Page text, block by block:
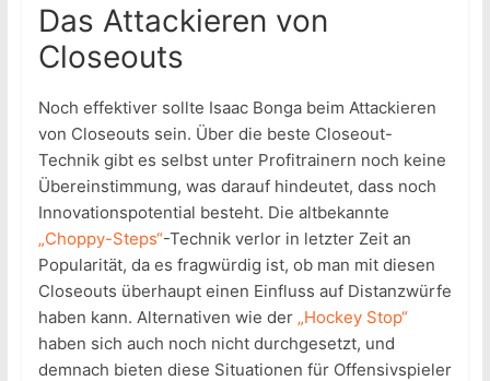
Das Attackieren von
Closeouts
Noch effektiver sollte Isaac Bonga beim Attackieren
von Closeouts sein. Über die beste Closeout-
Technik gibt es selbst unter Profitrainern noch keine
Übereinstimmung, was darauf hindeutet, dass noch
Innovationspotential besteht. Die altbekannte
„Choppy-Steps“-Technik verlor in letzter Zeit an
Popularität, da es fragwürdig ist, ob man mit diesen
Closeouts überhaupt einen Einfluss auf Distanzwürfe
haben kann. Alternativen wie der „Hockey Stop“
haben sich auch noch nicht durchgesetzt, und
demnach bieten diese Situationen für Offensivspieler